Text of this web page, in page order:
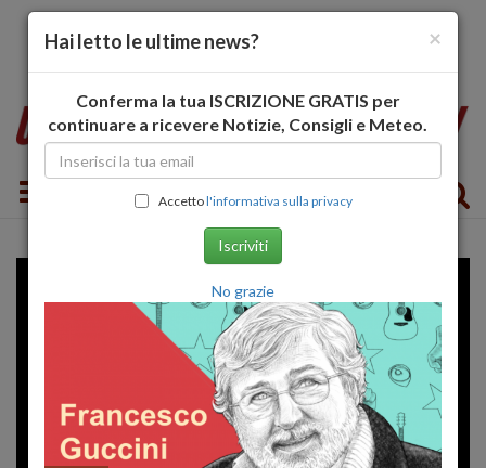
Toggle navigation
×
Hai letto le ultime news?
Conferma la tua ISCRIZIONE GRATIS per
continuare a ricevere Notizie, Consigli e Meteo.
Accettol'informativa sulla privacy
Iscriviti
No grazie